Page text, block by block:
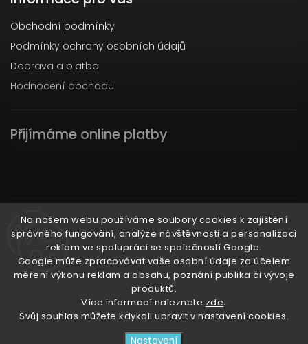
Na našem webu používáme soubory cookies k zajištění
správného fungování, analýze návštěvnosti a personalizaci
reklam ve spolupráci se společností Google.
Google může zpracovávat vaše osobní údaje za účelem
měření výkonu reklam a obsahu, poznání publika či vývoje
produktů.
Více informací naleznete zde.
Svůj souhlas můžete kdykoli upravit v nastavení cookies.
Nastavení
Obchodní podmínky
Podmínky ochrany osobních údajů
Doprava a platba
Hodnocení obchodu
Přijímáme online platby
Instagram
Ať už ti nic neunikne!
3RACHAshop